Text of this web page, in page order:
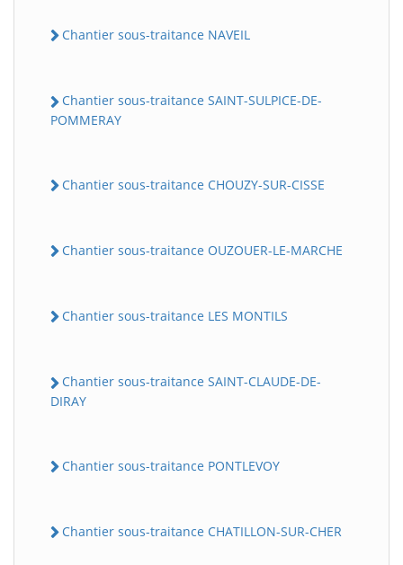
Chantier sous-traitance NAVEIL
Chantier sous-traitance SAINT-SULPICE-DE-
POMMERAY
Chantier sous-traitance CHOUZY-SUR-CISSE
Chantier sous-traitance OUZOUER-LE-MARCHE
Chantier sous-traitance LES MONTILS
Chantier sous-traitance SAINT-CLAUDE-DE-
DIRAY
Chantier sous-traitance PONTLEVOY
Chantier sous-traitance CHATILLON-SUR-CHER